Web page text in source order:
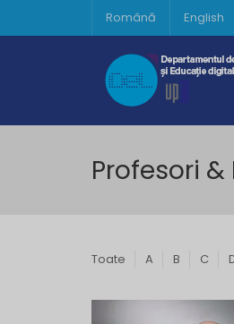
Română English
Profesori
Toate A B C